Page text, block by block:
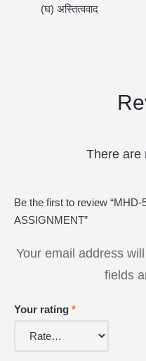
(घ) अस्तित्ववाद
There are
Be the first to review “MHD-
ASSIGNMENT”
Your email address
fields
Your rating *